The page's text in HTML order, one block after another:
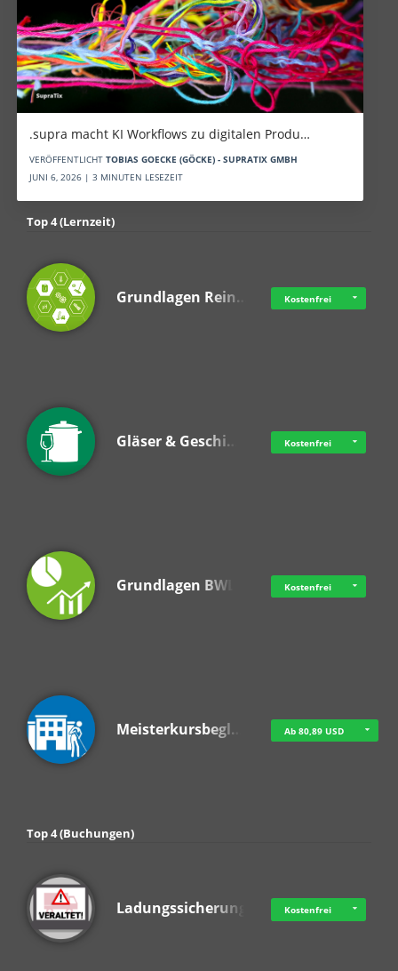
.supra macht KI Workflows zu digitalen Produ…
VERÖFFENTLICHT TOBIAS GOECKE (GÖCKE) - SUPRATIX GMBH
JUNI 6, 2026 | 3 MINUTEN LESEZEIT
Top 4 (Lernzeit)
Grundlagen Rein… Kostenfrei
Gläser & Geschi… Kostenfrei
Grundlagen BWL Kostenfrei
Meisterkursbegl… Ab 80,89 USD
Top 4 (Buchungen)
Ladungssicherung Kostenfrei